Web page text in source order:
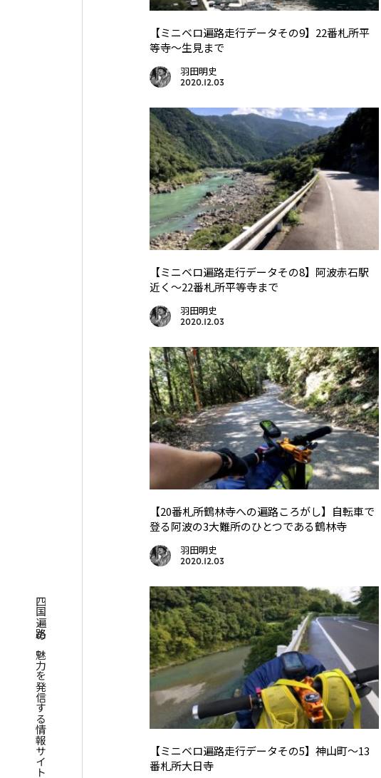
四国遍路の魅力を発信する情報サイト
【ミニベロ遍路走行データその9】22番札所平
等寺〜生見まで
羽田明史
2020.12.03
【ミニベロ遍路走行データその8】阿波赤石駅
近く〜22番札所平等寺まで
羽田明史
2020.12.03
【20番札所鶴林寺への遍路ころがし】自転車で
登る阿波の3大難所のひとつである鶴林寺
羽田明史
2020.12.03
【ミニベロ遍路走行データその5】神山町〜13
番札所大日寺